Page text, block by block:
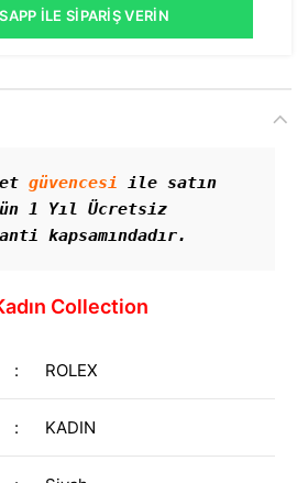
İLE SIPARIŞ VERIN
güvencesi ile satın
1 Yıl Ücretsiz
kapsamındadır.
Collection
: ROLEX
: KADIN